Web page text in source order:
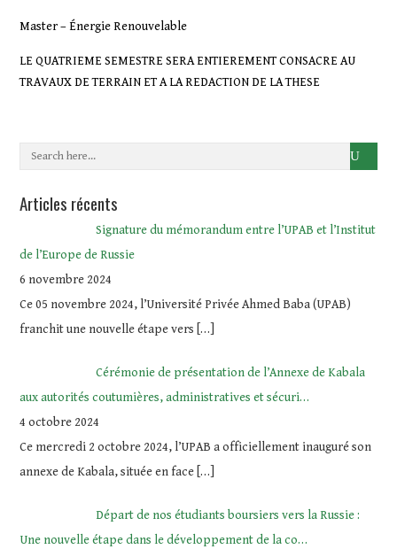
Master – Énergie Renouvelable
LE QUATRIEME SEMESTRE SERA ENTIEREMENT CONSACRE AU
TRAVAUX DE TERRAIN ET A LA REDACTION DE LA THESE
Articles récents
Signature du mémorandum entre l’UPAB et l’Institut
de l’Europe de Russie
6 novembre 2024
Ce 05 novembre 2024, l’Université Privée Ahmed Baba (UPAB)
franchit une nouvelle étape vers […]
Cérémonie de présentation de l’Annexe de Kabala
aux autorités coutumières, administratives et sécuri…
4 octobre 2024
Ce mercredi 2 octobre 2024, l’UPAB a officiellement inauguré son
annexe de Kabala, située en face […]
Départ de nos étudiants boursiers vers la Russie :
Une nouvelle étape dans le développement de la co…